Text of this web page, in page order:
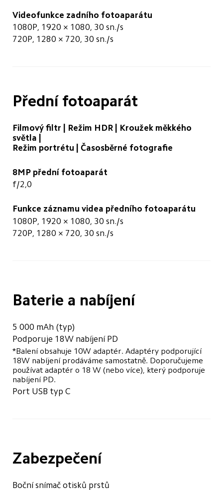
Videofunkce zadního fotoaparátu
1080P, 1920 × 1080, 30 sn./s
720P, 1280 × 720, 30 sn./s
Přední fotoaparát
Filmový filtr | Režim HDR | Kroužek měkkého
světla |
Režim portrétu | Časosběrné fotografie
8MP přední fotoaparát
f/2,0
Funkce záznamu videa předního fotoaparátu
1080P, 1920 × 1080, 30 sn./s
720P, 1280 × 720, 30 sn./s
Baterie a nabíjení
5 000 mAh (typ)
Podporuje 18W nabíjení PD
*Balení obsahuje 10W adaptér. Adaptéry podporující
18W nabíjení prodáváme samostatně. Doporučujeme
používat adaptér o 18 W (nebo více), který podporuje
nabíjení PD.
Port USB typ C
Zabezpečení
Boční snímač otisků prstů